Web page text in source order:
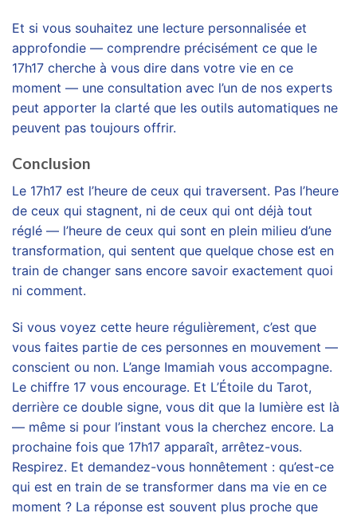
Et si vous souhaitez une lecture personnalisée et
approfondie — comprendre précisément ce que le
17h17 cherche à vous dire dans votre vie en ce
moment — une consultation avec l’un de nos experts
peut apporter la clarté que les outils automatiques ne
peuvent pas toujours offrir.
Conclusion
Le 17h17 est l’heure de ceux qui traversent. Pas l’heure
de ceux qui stagnent, ni de ceux qui ont déjà tout
réglé — l’heure de ceux qui sont en plein milieu d’une
transformation, qui sentent que quelque chose est en
train de changer sans encore savoir exactement quoi
ni comment.
Si vous voyez cette heure régulièrement, c’est que
vous faites partie de ces personnes en mouvement —
conscient ou non. L’ange Imamiah vous accompagne.
Le chiffre 17 vous encourage. Et L’Étoile du Tarot,
derrière ce double signe, vous dit que la lumière est là
— même si pour l’instant vous la cherchez encore. La
prochaine fois que 17h17 apparaît, arrêtez-vous.
Respirez. Et demandez-vous honnêtement : qu’est-ce
qui est en train de se transformer dans ma vie en ce
moment ? La réponse est souvent plus proche que